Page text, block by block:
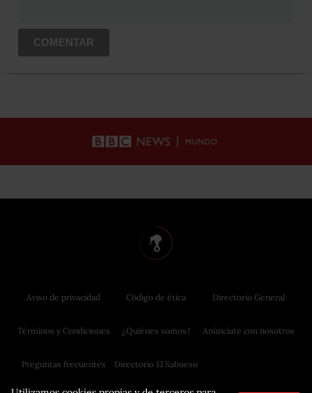
COMENTAR
Aviso de privacidad
Términos y Condiciones
Preguntas frecuentes
Código de ética
¿Quiénes somos?
Directorio El Sabueso
Directorio General
Anúnciate con nosotros